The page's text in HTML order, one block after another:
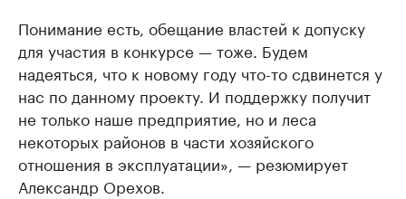
Понимание есть, обещание властей к допуску
для участия в конкурсе — тоже. Будем
надеяться, что к новому году что-то сдвинется у
нас по данному проекту. И поддержку получит
не только наше предприятие, но и леса
некоторых районов в части хозяйского
отношения в эксплуатации», — резюмирует
Александр Орехов.